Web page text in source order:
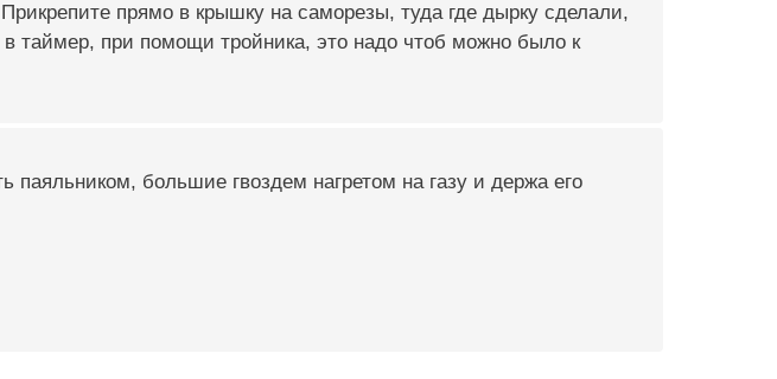
прямо в крышку на саморезы, туда где дырку сделали,
таймер, при помощи тройника, это надо чтоб можно было к
паяльником, большие гвоздем нагретом на газу и держа его